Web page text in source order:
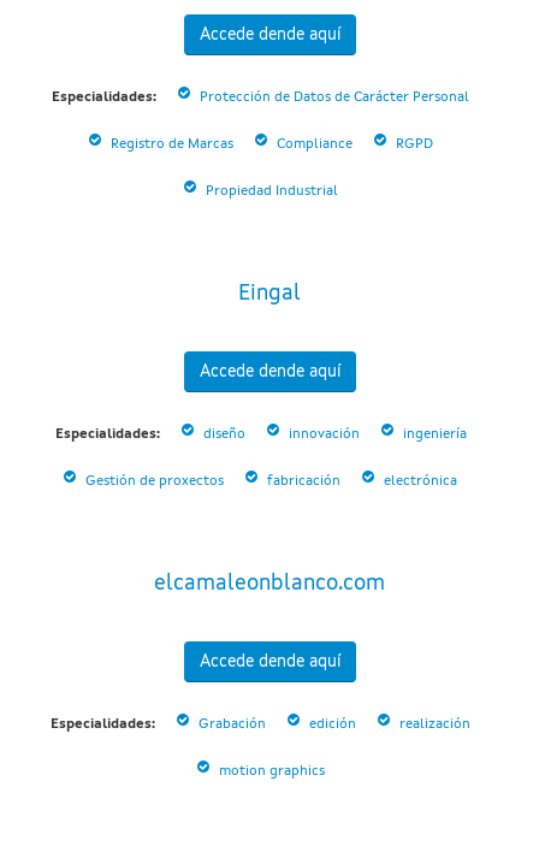
Accede dende aquí
Especialidades: Protección de Datos de Carácter Personal
Registro de Marcas Compliance RGPD
Propiedad Industrial
Eingal
Accede dende aquí
Especialidades: diseño innovación ingeniería
Gestión de proxectos fabricación electrónica
elcamaleonblanco.com
Accede dende aquí
Especialidades: Grabación edición realización
motion graphics